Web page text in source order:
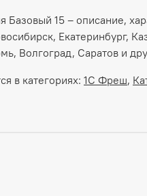
15 – описание,
Екатеринбург,
Волгоград, Саратов и
в категориях: 1С Фреш,